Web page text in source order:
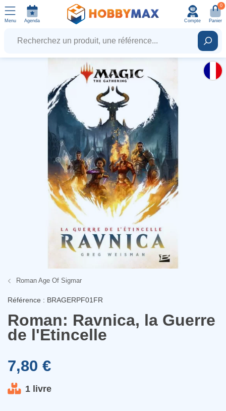
Menu Agenda Compte
0
Panier
Recherchez un produit, une référence...
Roman Age Of Sigmar
Référence : BRAGERPF01FR
Roman: Ravnica, la Guerre
de l'Etincelle
7,80 €
1 livre